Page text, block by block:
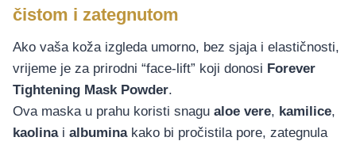
čistom i zategnutom
Ako vaša koža izgleda umorno, bez sjaja i elastičnosti,
vrijeme je za prirodni “face-lift” koji donosi Forever
Tightening Mask Powder.
Ova maska u prahu koristi snagu aloe vere, kamilice,
kaolinai albuminakako bi pročistila pore, zategnula